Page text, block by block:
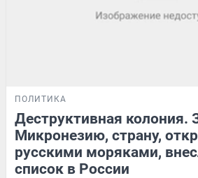
ПОЛИТИКА
Деструктивная колония.
Микронезию, страну,
русскими моряками,
список в России